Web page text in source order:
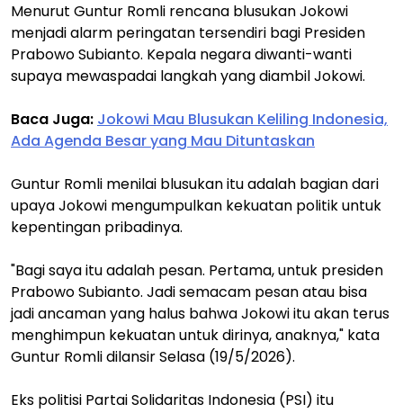
Menurut Guntur Romli rencana blusukan Jokowi
menjadi alarm peringatan tersendiri bagi Presiden
Prabowo Subianto. Kepala negara diwanti-wanti
supaya mewaspadai langkah yang diambil Jokowi.
Baca Juga: Jokowi Mau Blusukan Keliling Indonesia,
Ada Agenda Besar yang Mau Dituntaskan
Guntur Romli menilai blusukan itu adalah bagian dari
upaya Jokowi mengumpulkan kekuatan politik untuk
kepentingan pribadinya.
"Bagi saya itu adalah pesan. Pertama, untuk presiden
Prabowo Subianto. Jadi semacam pesan atau bisa
jadi ancaman yang halus bahwa Jokowi itu akan terus
menghimpun kekuatan untuk dirinya, anaknya," kata
Guntur Romli dilansir Selasa (19/5/2026).
Eks politisi Partai Solidaritas Indonesia (PSI) itu